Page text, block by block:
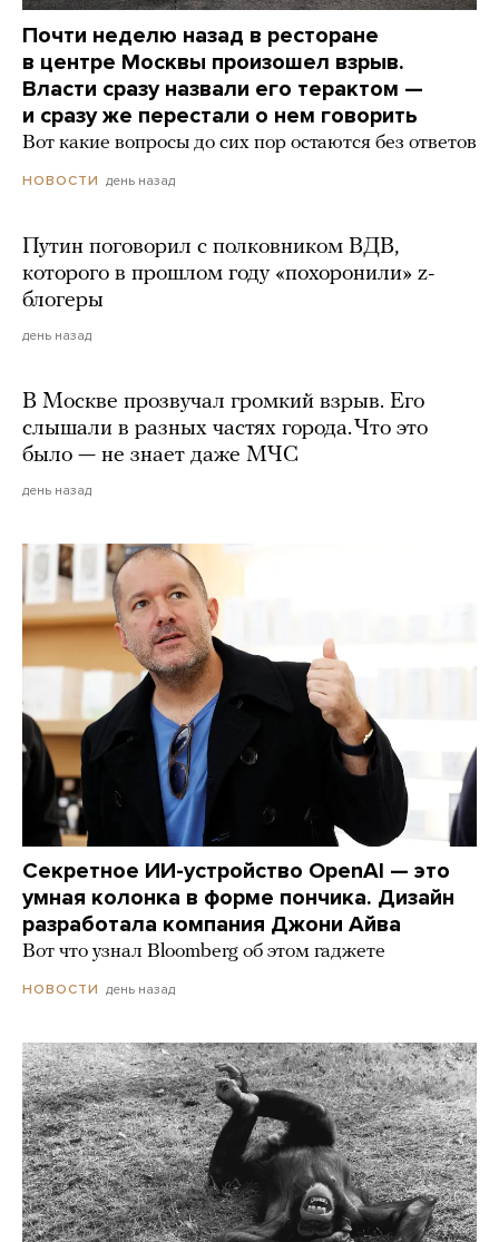
Почти неделю назад в ресторане
в центре Москвы произошел взрыв.
Власти сразу назвали его терактом —
и сразу же перестали о нем говорить
Вот какие вопросы до сих пор остаются без ответов
НОВОСТИ день назад
Путин поговорил с полковником ВДВ,
которого в прошлом году «похоронили» z-
блогеры
день назад
В Москве прозвучал громкий взрыв. Его
слышали в разных частях города. Что это
было — не знает даже МЧС
день назад
Секретное ИИ-устройство OpenAI — это
умная колонка в форме пончика. Дизайн
разработала компания Джони Айва
Вот что узнал Bloomberg об этом гаджете
НОВОСТИ день назад